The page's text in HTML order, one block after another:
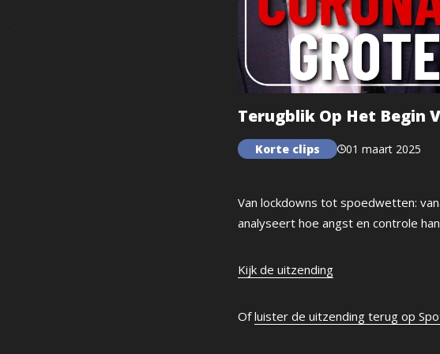
Terugblik Op Het Begin
Korte clips 01 maart 2025
Van lockdowns tot spoedwetten:
analyseert hoe angst en controle
Kijk de uitzending
Ofluister de uitzending terug op